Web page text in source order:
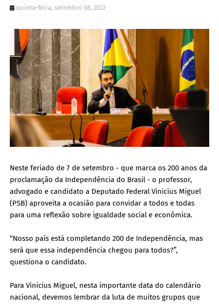
quinta-feira, setembro 08, 2022
Neste feriado de 7 de setembro - que marca os 200 anos da
proclamação da Independência do Brasil - o professor,
advogado e candidato a Deputado Federal Vinicius Miguel
(PSB) aproveita a ocasião para convidar a todos e todas
para uma reflexão sobre igualdade social e econômica.
“Nosso país está completando 200 de Independência, mas
será que essa independência chegou para todos?”,
questiona o candidato.
Para Vinicius Miguel, nesta importante data do calendário
nacional, devemos lembrar da luta de muitos grupos que